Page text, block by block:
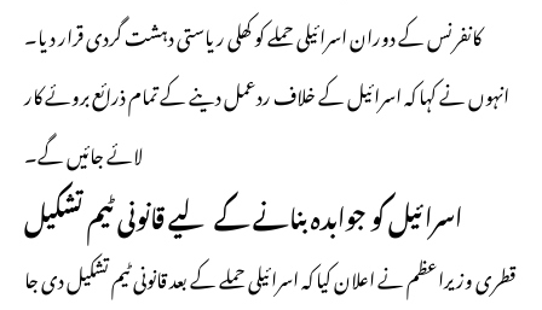
کانفرنس کے دوران اسرائیلی حملے کو کھلی ریاستی دہشت گردی قرار دیا۔
انہوں نے کہا کہ اسرائیل کے خلاف ردعمل دینے کے تمام ذرائع بروئے کار
لائے جائیں گے۔
اسرائیل کو جوابدہ بنانے کے لیے قانونی ٹیم تشکیل
قطری وزیراعظم نے اعلان کیا کہ اسرائیلی حملے کے بعد قانونی ٹیم تشکیل دی جا